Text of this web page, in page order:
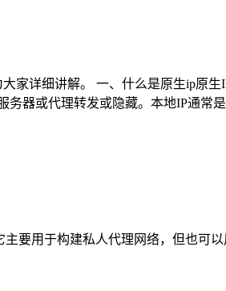
家详细讲解。 一、什么是原生ip原
器或代理转发或隐藏。本地IP通常
要用于构建私人代理网络，但也可